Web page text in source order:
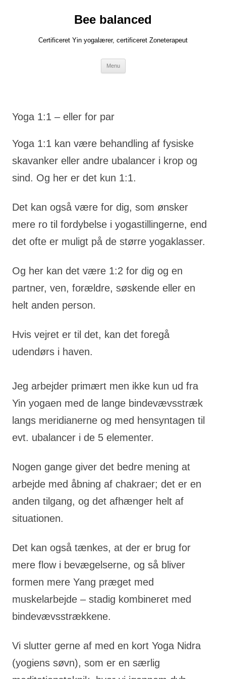
Bee balanced
Certificeret Yin yogalærer, certificeret Zoneterapeut
Menu
Yoga 1:1 – eller for par
Yoga 1:1 kan være behandling af fysiske
skavanker eller andre ubalancer i krop og
sind. Og her er det kun 1:1.
Det kan også være for dig, som ønsker
mere ro til fordybelse i yogastillingerne, end
det ofte er muligt på de større yogaklasser.
Og her kan det være 1:2 for dig og en
partner, ven, forældre, søskende eller en
helt anden person.
Hvis vejret er til det, kan det foregå
udendørs i haven.
Jeg arbejder primært men ikke kun ud fra
Yin yogaen med de lange bindevævsstræk
langs meridianerne og med hensyntagen til
evt. ubalancer i de 5 elementer.
Nogen gange giver det bedre mening at
arbejde med åbning af chakraer; det er en
anden tilgang, og det afhænger helt af
situationen.
Det kan også tænkes, at der er brug for
mere flow i bevægelserne, og så bliver
formen mere Yang præget med
muskelarbejde – stadig kombineret med
bindevævsstrækkene.
Vi slutter gerne af med en kort Yoga Nidra
(yogiens søvn), som er en særlig